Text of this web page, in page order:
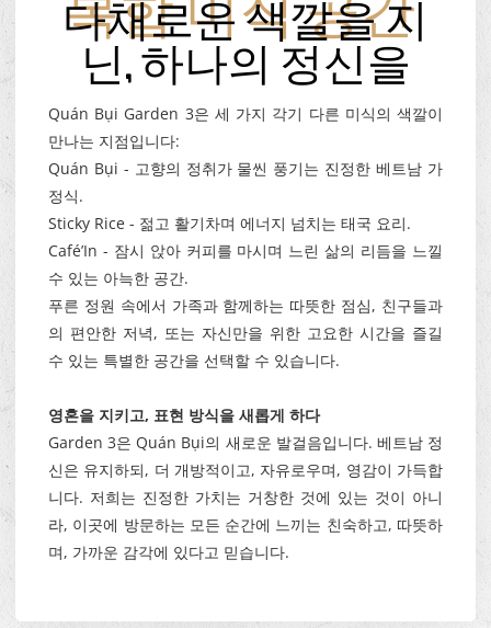
복합 미식 공간
다채로운 색깔을 지
닌, 하나의 정신을
Quán Bụi Garden 3은 세 가지 각기 다른 미식의 색깔이
만나는 지점입니다:
Quán Bụi - 고향의 정취가 물씬 풍기는 진정한 베트남 가
정식.
Sticky Rice - 젊고 활기차며 에너지 넘치는 태국 요리.
Café’In - 잠시 앉아 커피를 마시며 느린 삶의 리듬을 느낄
수 있는 아늑한 공간.
푸른 정원 속에서 가족과 함께하는 따뜻한 점심, 친구들과
의 편안한 저녁, 또는 자신만을 위한 고요한 시간을 즐길
수 있는 특별한 공간을 선택할 수 있습니다.
영혼을 지키고, 표현 방식을 새롭게 하다
Garden 3은 Quán Bụi의 새로운 발걸음입니다. 베트남 정
신은 유지하되, 더 개방적이고, 자유로우며, 영감이 가득합
니다. 저희는 진정한 가치는 거창한 것에 있는 것이 아니
라, 이곳에 방문하는 모든 순간에 느끼는 친숙하고, 따뜻하
며, 가까운 감각에 있다고 믿습니다.